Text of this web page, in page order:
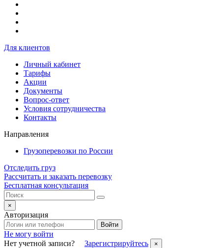
Для клиентов
Личный кабинет
Тарифы
Акции
Документы
Вопрос-ответ
Условия сотрудничества
Контакты
Направления
Грузоперевозки по России
Отследить груз
Рассчитать и заказать перевозку
Бесплатная консультация
×
Авторизация
Войти
Не могу войти
Нет учетной записи?
Зарегистрируйтесь ×